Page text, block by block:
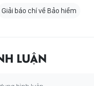
Giải báo chí về Bảo hiểm
LUẬN